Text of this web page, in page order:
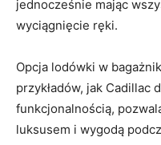
jednocześnie ⁢mając
wyciągnięcie ręki.
Opcja lodówki w
przykładów, jak Cadillac
⁣funkcjonalnością,
‌luksusem‌ i wygodą